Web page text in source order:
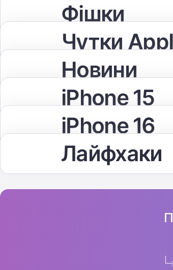
Фішки
Чутки
Новини
iPhone 15
iPhone 16
Лайфхаки